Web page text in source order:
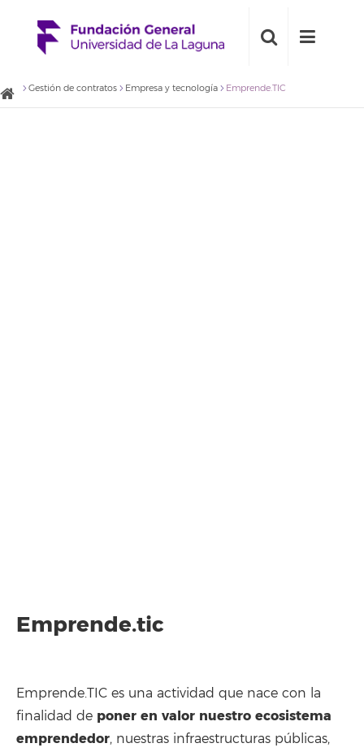
Gestión de contratos Empresa y tecnología Emprende.TIC
Emprende.tic
Emprende.TIC es una actividad que nace con la
finalidad de poner en valor nuestro ecosistema
emprendedor, nuestras infraestructuras públicas,